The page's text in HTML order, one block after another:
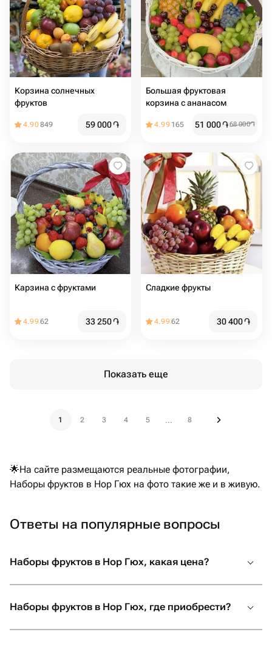
Корзина солнечных
фруктов
4.90849 59 000֏
Большая фруктовая
корзина с ананасом
4.99 165 51 000֏68 000֏
Карзина с фруктами
4.9962 33 250֏
Сладкие фрукты
4.9962 30 400֏
Показать еще
1 2 3 4 5 ... 8
🌟На сайте размещаются реальные фотографии,
Наборы фруктов в Нор Гюх на фото такие же и в живую.
Ответы на популярные вопросы
Наборы фруктов в Нор Гюх, какая цена?
Наборы фруктов в Нор Гюх, где приобрести?